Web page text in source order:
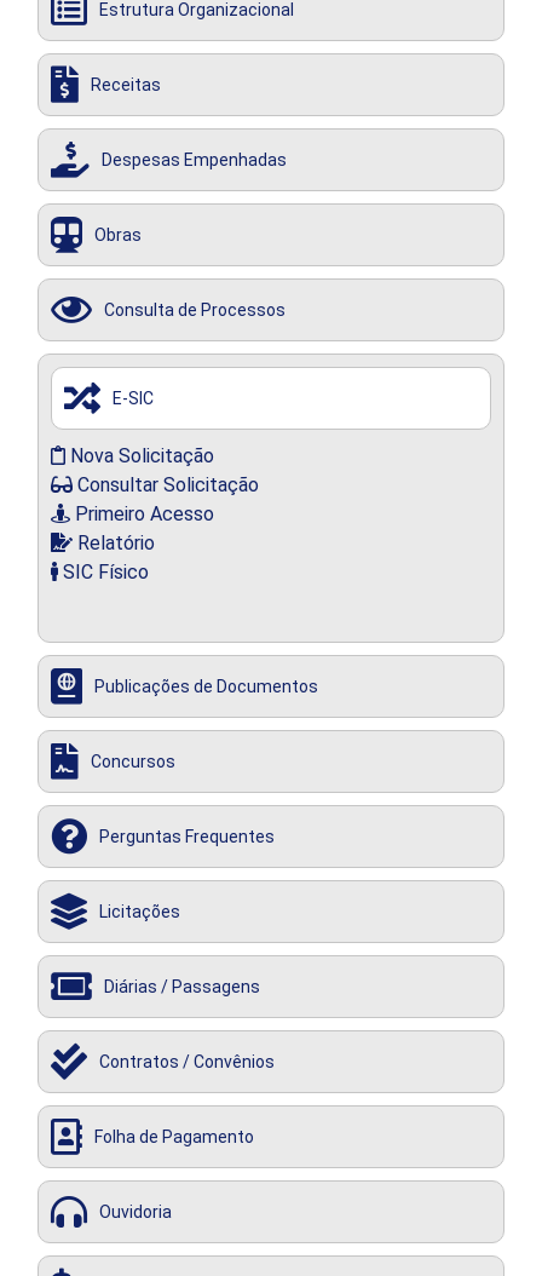
Estrutura Organizacional
Receitas
Despesas Empenhadas
Obras
Consulta de Processos
E-SIC
Nova Solicitação
Consultar Solicitação
Primeiro Acesso
Relatório
SIC Físico
Publicações de Documentos
Concursos
Perguntas Frequentes
Licitações
Diárias / Passagens
Contratos / Convênios
Folha de Pagamento
Ouvidoria